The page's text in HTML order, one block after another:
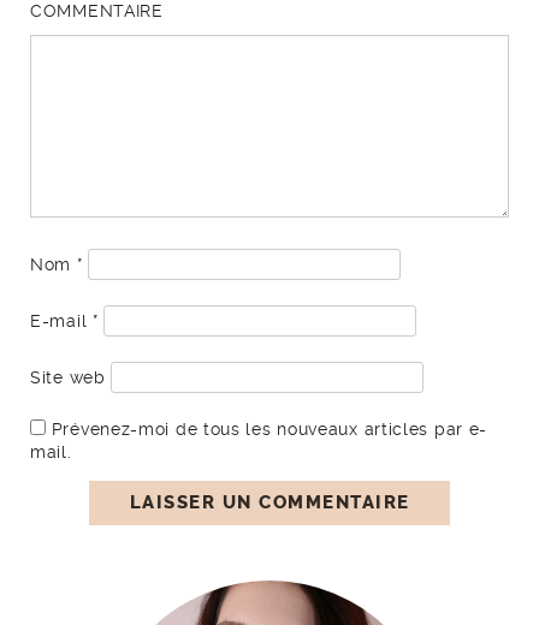
COMMENTAIRE
Nom *
E-mail *
Site web
Prévenez-moi de tous les nouveaux articles par e-
mail.